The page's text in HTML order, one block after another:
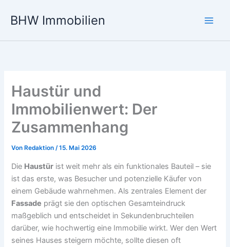
InhaltBHW Immobilien
Haustür und
Immobilienwert: Der
Zusammenhang
Von Redaktion/15. Mai 2026
Die Haustür ist weit mehr als ein funktionales Bauteil – sie
ist das erste, was Besucher und potenzielle Käufer von
einem Gebäude wahrnehmen. Als zentrales Element der
Fassade prägt sie den optischen Gesamteindruck
maßgeblich und entscheidet in Sekundenbruchteilen
darüber, wie hochwertig eine Immobilie wirkt. Wer den Wert
seines Hauses steigern möchte, sollte diesen oft